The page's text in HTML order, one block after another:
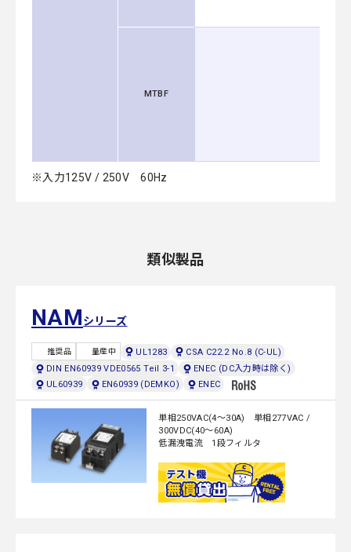
MTBF
※入力125V / 250V 60Hz
類似製品
NAMシリーズ
推奨品 量産中 UL1283
CSA C22.2 No.8 (C-UL)
DIN EN60939 VDE0565 Teil 3-1
ENEC (DC入力時は除く)
UL60939
EN60939 (DEMKO) ENEC
単相250VAC(4～30A) 単相277VAC /
300VDC(40～60A)
低漏洩電流 1段フィルタ